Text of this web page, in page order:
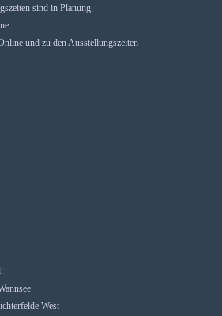
sind in Planung.
und zu den Ausstellungszeiten
West